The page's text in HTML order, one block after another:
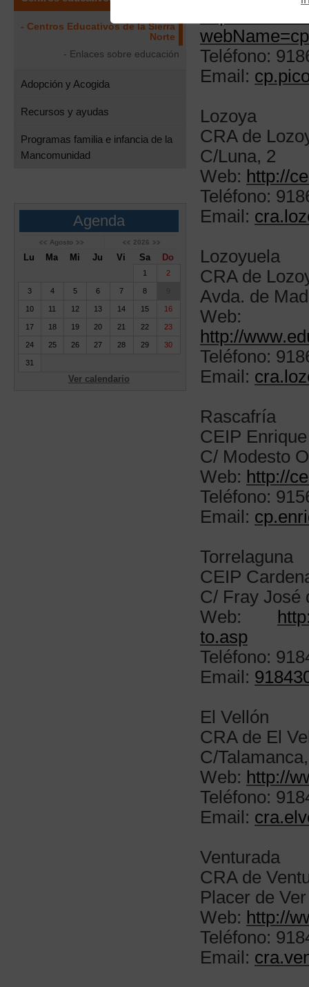
- Centros Educativos de la Sierra
Norte
- Enlaces sobre educación
Adopción y Acogida
Recursos y ayudas
Programas familia e infancia de la
Mancomunidad
Agenda
Agosto 2026
Lu Ma Mi Ju Vi Sa Do
1 2
3 4 5 6 7 8
10 11 12 13 14 15 16
17 18 19 20 21 22 23
24 25 26 27 28 29 30
31
Ver calendario
Teléfono:
Email:
Lozoya
CRA de
C/Luna, 2
Web: http://
Teléfono:
Email:
Lozoyuela
CRA de
Avda. de
Web:
http://
Teléfono:
Email:
Rascafría
CEIP
C/ Modesto
Web: http://
Teléfono:
Email:
Torrelaguna
CEIP
C/ Fray José
Web:
to.asp
Teléfono:
Email:
El Vellón
CRA de El
C/
Web: http://
Teléfono:
Email:
Venturada
CRA de
Placer de
Web: http://
Teléfono:
Email: